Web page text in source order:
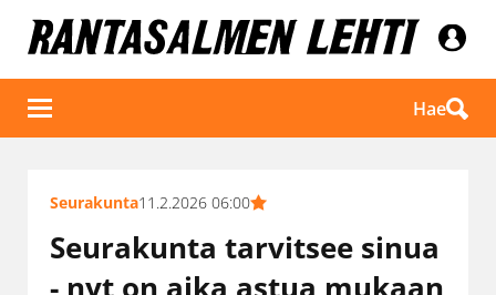
Hae
Seurakunta11.2.2026 06:00
Seurakunta tarvitsee sinua
- nyt on aika astua mukaan